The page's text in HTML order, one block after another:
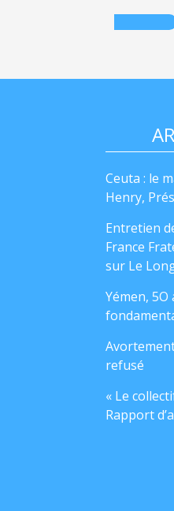
Ceuta : le
Henry,
Entretien
France
sur Le
Yémen,
refusé
« Le
Rapport